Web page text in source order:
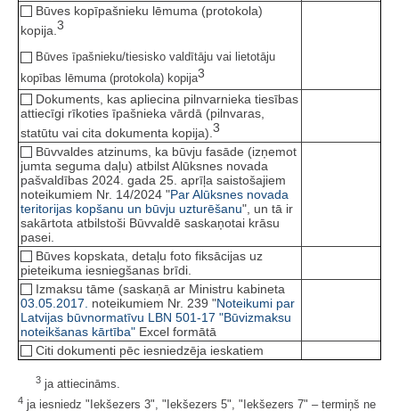
Būves kopīpašnieku lēmuma (protokola)
kopija. 3
Būves īpašnieku/tiesisko valdītāju vai lietotāju
kopības lēmuma (protokola) kopija3
Dokuments, kas apliecina pilnvarnieka tiesības
attiecīgi rīkoties īpašnieka vārdā (pilnvaras,
statūtu vai cita dokumenta kopija). 3
Būvvaldes atzinums, ka būvju fasāde (izņemot
jumta seguma daļu) atbilst Alūksnes novada
pašvaldības 2024. gada 25. aprīļa saistošajiem
noteikumiem Nr. 14/2024 "Par Alūksnes novada
teritorijas kopšanu un būvju uzturēšanu", un tā ir
sakārtota atbilstoši Būvvaldē saskaņotai krāsu
pasei.
Būves kopskata, detaļu foto fiksācijas uz
pieteikuma iesniegšanas brīdi.
Izmaksu tāme (saskaņā ar Ministru kabineta
03.05.2017.
noteikumiem Nr. 239 "Noteikumi par
Latvijas būvnormatīvu LBN 501-17 "Būvizmaksu
noteikšanas kārtība" Excel formātā
Citi dokumenti pēc iesniedzēja ieskatiem
3 ja attiecināms.
4 ja iesniedz "Iekšezers 3", "Iekšezers 5", "Iekšezers 7" – termiņš ne